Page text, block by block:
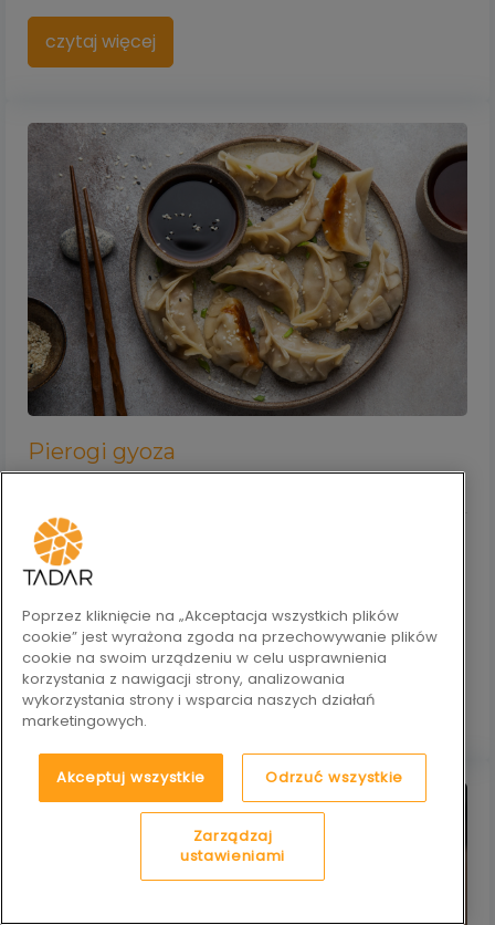
czytaj więcej
Pierogi gyoza
Pierogi gyoza to japońska odsłona pierożków, która
zdobywa coraz większą popularność również w polskich
kuchniach. Cienkie, delikatne ciasto, soczysty farsz i
charakterystyczne, chrupiące spody sprawiają, że trudno się
im oprzeć. Jeśli chcesz przygotować te aromatyczne,
azjatyckie pierożki w domu, ten przepis przeprowadzi Cię
przez cały proces krok po kroku.
czytaj więcej
Poprzez kliknięcie na „Akceptacja wszystkich plików
cookie” jest wyrażona zgoda na przechowywanie plików
cookie na swoim urządzeniu w celu usprawnienia
korzystania z nawigacji strony, analizowania
wykorzystania strony i wsparcia naszych działań
marketingowych.
Akceptuj wszystkie Odrzuć wszystkie
Zarządzaj
ustawieniami